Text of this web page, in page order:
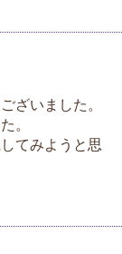
ざいました。
。
てみようと思